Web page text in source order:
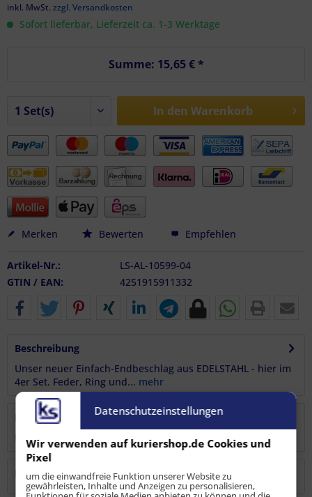
inkl. MwSt. zzgl. Versandkosten
Sofort lieferbar, Lieferzeit ca. 1-3 Werktage
Summe: 15,65 €*
In den Warenkorb
Merken Bewerten Empfehlen
Artikel-Nr.:
LS-AL-10599-04
GTIN / EAN:
4251915911332
Beschreibung
Unser neuer Einfach-Endbeschlag aus EDELSTAHL - hier im
4er Set. Feder, Ring und... mehr
Bewertungen
0
Bewertungen lesen, schreiben und diskutieren...
mehr
Hersteller
Datenschutzeinstellungen
Wir verwenden auf kuriershop.de Cookies und
Pixel
um die einwandfreie Funktion unserer Website zu
gewährleisten, Inhalte und Anzeigen zu personalisieren,